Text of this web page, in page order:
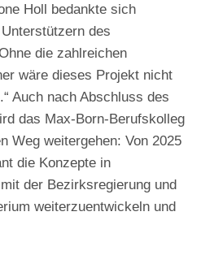
Holl bedankte sich
des
die zahlreichen
wäre dieses Projekt nicht
Auch nach Abschluss des
das Max-Born-Berufskolleg
Weg weitergehen: Von 2025
die Konzepte in
der Bezirksregierung und
weiterzuentwickeln und